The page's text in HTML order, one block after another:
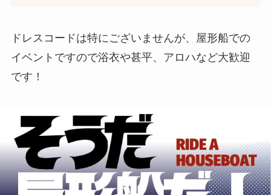
ドレスコードは特にございませんが、屋形船での
イベントですので浴衣や甚平、アロハなど大歓迎
です！